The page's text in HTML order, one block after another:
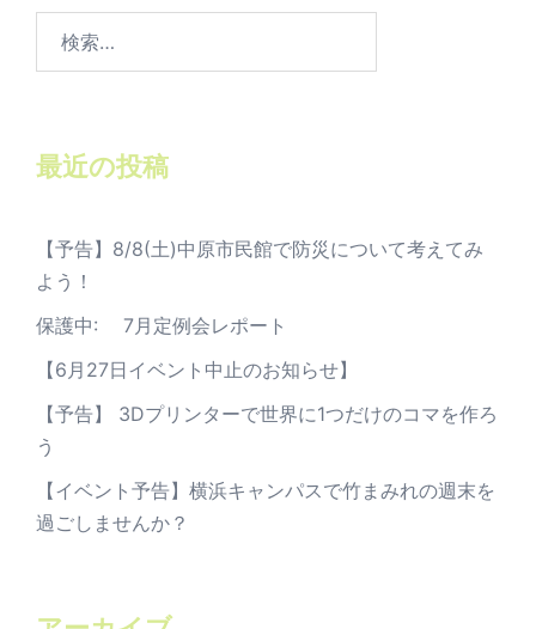
最近の投稿
【予告】8/8(土)中原市民館で防災について考えてみ
よう！
保護中: 7月定例会レポート
【6月27日イベント中止のお知らせ】
【予告】 3Dプリンターで世界に1つだけのコマを作ろ
う
【イベント予告】横浜キャンパスで竹まみれの週末を
過ごしませんか？